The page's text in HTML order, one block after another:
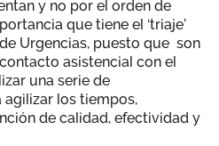
y no por el orden de
que tiene el ‘triaje’
Urgencias, puesto que son
asistencial con el
una serie de
agilizar los tiempos,
de calidad, efectividad y